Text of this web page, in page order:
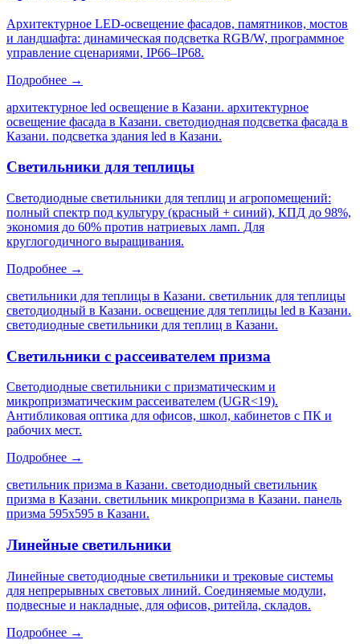
Архитектурное LED-освещение фасадов, памятников, мостов
и ландшафта: динамическая подсветка RGB/W, программное
управление сценариями, IP66–IP68.
Подробнее →
архитектурное led освещение в Казани. архитектурное
освещение фасада в Казани. светодиодная подсветка фасада в
Казани. подсветка здания led в Казани.
Светильники для теплицы
Светодиодные светильники для теплиц и агропомещений:
полный спектр под культуру (красный + синий), КПД до 98%,
экономия до 60% против натриевых ламп. Для
круглогодичного выращивания.
Подробнее →
светильники для теплицы в Казани. светильник для теплицы
светодиодный в Казани. освещение для теплицы led в Казани.
светодиодные светильники для теплиц в Казани.
Светильники с рассеивателем призма
Светодиодные светильники с призматическим и
микропризматическим рассеивателем (UGR<19).
Антибликовая оптика для офисов, школ, кабинетов с ПК и
рабочих мест.
Подробнее →
светильник призма в Казани. светодиодный светильник
призма в Казани. светильник микропризма в Казани. панель
призма 595х595 в Казани.
Линейные светильники
Линейные светодиодные светильники и трековые системы
для непрерывных световых линий. Соединяемые модули,
подвесные и накладные, для офисов, ритейла, складов.
Подробнее →